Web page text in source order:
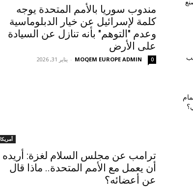
مندوب سوريا بالأمم المتحدة يوجه
كلمة لإسرائيل عن خيار الدبلوماسية
وعدم "التوهم" بأنه تنازل عن السيادة
على الأرض
MOQEM EUROPE ADMIN
- يناير 31, 2026 0
أمريكا
ترامب عن مجلس السلام لغزة: أريده
أن يعمل مع الأمم المتحدة.. ماذا قال
عن أعضائه؟